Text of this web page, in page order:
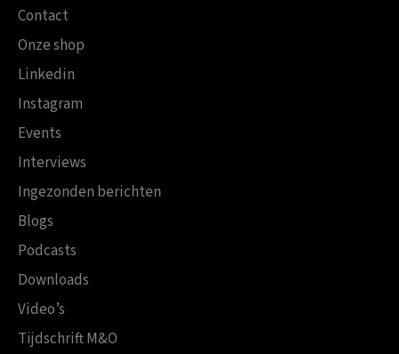
Contact
Onze shop
Linkedin
Instagram
Events
Interviews
Ingezonden berichten
Blogs
Podcasts
Downloads
Video’s
Tijdschrift M&O